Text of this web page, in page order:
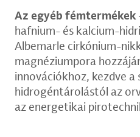
Az egyéb fémtermékek
hafnium- és kalcium-
Albemarle cirkónium-
magnéziumpora
innovációkhoz, kezdve a
hidrogéntárolástól az
az energetikai